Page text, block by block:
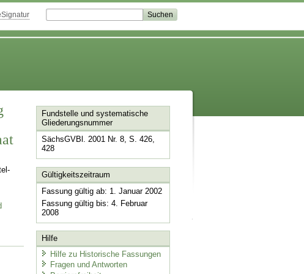
Fundstelle und systematische
Gliederungsnummer
SächsGVBl. 2001 Nr. 8, S. 426,
428
Gültigkeitszeitraum
Fassung gültig ab: 1. Januar 2002
Fassung gültig bis: 4. Februar
2008
Hilfe
Hilfe zu Historische Fassungen
Fragen und Antworten